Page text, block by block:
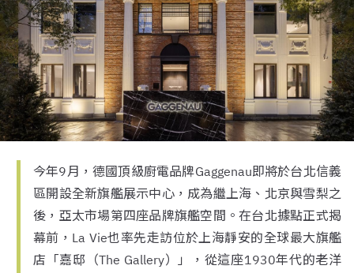
今年9月，德國頂級廚電品牌Gaggenau即將於台北信義
區開設全新旗艦展示中心，成為繼上海、北京與雪梨之
後，亞太市場第四座品牌旗艦空間。在台北據點正式揭
幕前，La Vie也率先走訪位於上海靜安的全球最大旗艦
店「嘉邸（The Gallery）」，從這座1930年代的老洋